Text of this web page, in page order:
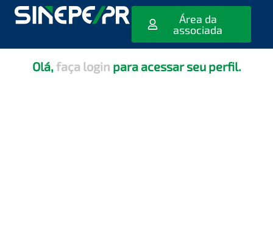
Área da
associada
[editar_escola_usuario]
Olá, faça login para acessar seu perfil.